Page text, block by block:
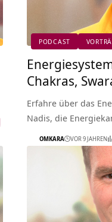
PODCAST
Chakras,
Erfahre über das
Nadis, die
OMKARA VOR 9 JAHREN